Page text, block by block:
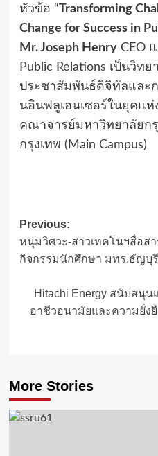
หัวข้อ “Transforming
Change for Success in
Mr. Joseph HenryCEO
Public Relations เป็นวิท
ประชาสัมพันธ์ดิจิทัลและ
นอินฟลูเอนเซอร์ในยุคแห่
คณาจารย์มหาวิทยาลัยก
กรุงเทพ (Main Campus)
Post
navigation
Previous:
หนุ่มวิศวะ-สาวเทคโนฯสื่อส
กิจกรรมนักศึกษา มทร.ธัญบุรี
Hitachi Energy สนับสนุ
อาชีวอนามัยและความยั่ง
More Stories